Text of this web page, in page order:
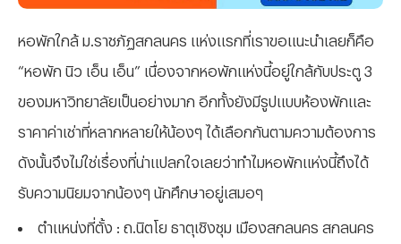
หอพักใกล้ ม.ราชภัฏสกลนคร แห่งแรกที่เราขอแนะนำเลยก็คือ
“หอพัก นิว เอ็น เอ็น” เนื่องจากหอพักแห่งนี้อยู่ใกล้กับประตู 3
ของมหาวิทยาลัยเป็นอย่างมาก อีกทั้งยังมีรูปแบบห้องพักและ
ราคาค่าเช่าที่หลากหลายให้น้องๆ ได้เลือกกันตามความต้องการ
ดังนั้นจึงไม่ใช่เรื่องที่น่าแปลกใจเลยว่าทำไมหอพักแห่งนี้ถึงได้
รับความนิยมจากน้องๆ นักศึกษาอยู่เสมอๆ
ตำแหน่งที่ตั้ง : ถ.นิตโย ธาตุเชิงชุม เมืองสกลนคร สกลนคร